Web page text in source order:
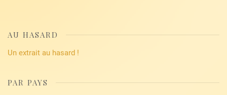
AU HASARD
Un extrait au hasard !
PAR PAYS